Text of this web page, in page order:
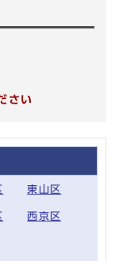
さい
東山区
西京区